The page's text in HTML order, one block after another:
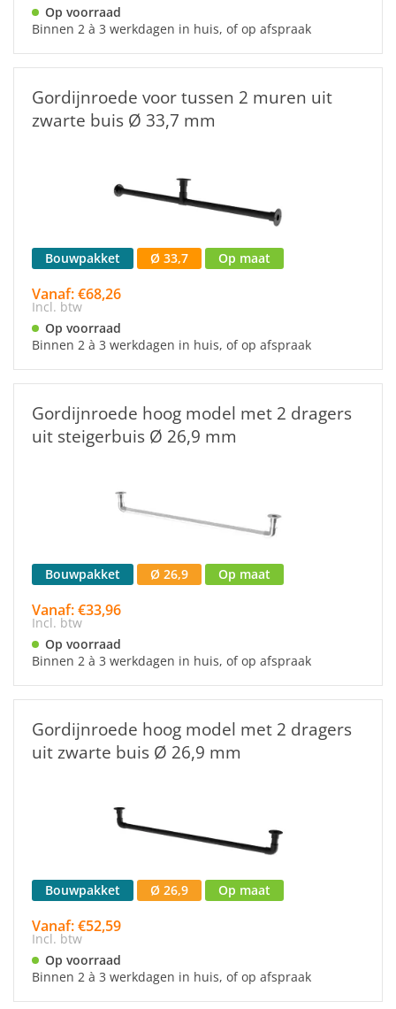
Op voorraad
Binnen 2 à 3 werkdagen in huis, of op afspraak
Gordijnroede voor tussen 2 muren uit
zwarte buis Ø 33,7 mm
Bouwpakket Ø 33,7 Op maat
Vanaf: €68,26
Incl. btw
Op voorraad
Binnen 2 à 3 werkdagen in huis, of op afspraak
Gordijnroede hoog model met 2 dragers
uit steigerbuis Ø 26,9 mm
Bouwpakket Ø 26,9 Op maat
Vanaf: €33,96
Incl. btw
Op voorraad
Binnen 2 à 3 werkdagen in huis, of op afspraak
Gordijnroede hoog model met 2 dragers
uit zwarte buis Ø 26,9 mm
Bouwpakket Ø 26,9 Op maat
Vanaf: €52,59
Incl. btw
Op voorraad
Binnen 2 à 3 werkdagen in huis, of op afspraak